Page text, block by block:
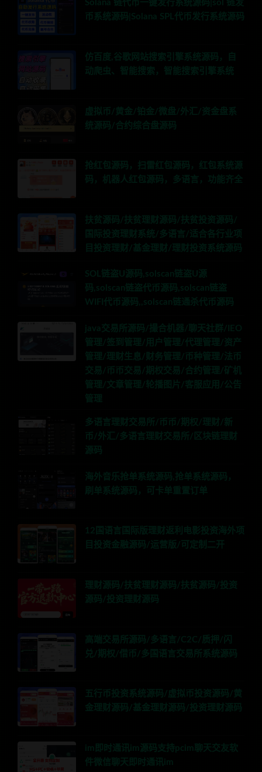
Solana 链代币一键发行系统源码|sol 链发
币系统源码|Solana SPL代币发行系统源码
仿百度,谷歌网站搜索引擎系统源码，自
动爬虫、智能搜索，智能搜索引擎系统
虚拟币/黄金/铂金/微盘/外汇/资金盘系
统源码/合约综合盘源码
抢红包源码，扫雷红包源码，红包系统源
码，机器人红包源码，多语言，功能齐全
扶贫源码/扶贫理财源码/扶贫投资源码/
国际投资理财系统/多语言/适合各行业项
目投资理财/基金理财/理财投资系统源码
SOL链盗U源码,solscan链盗U源
码,solscan链盗代币源码,solscan链盗
WIFI代币源码,,solscan链通杀代币源码
java交易所源码/撮合机器/聊天社群/IEO
管理/签到管理/用户管理/代理管理/资产
管理/理财生息/财务管理/币种管理/法币
交易/币币交易/期权交易/合约管理/矿机
管理/文章管理/轮播图片/客服应用/公告
管理
多语言理财交易所/币币/期权/理财/新
币/外汇/多语言理财交易所/区块链理财
源码
海外音乐抢单系统源码,抢单系统源码，
刷单系统源码，可卡单重置订单
12国语言国际版理财返利电影投资海外项
目投资金融源码/运营版/可定制二开
理财源码/扶贫理财源码/扶贫源码/投资
源码/投资理财源码
高端交易所源码/多语言/C2C/质押/闪
兑/期权/借币/多国语言交易所系统源码
五行币投资系统源码/虚拟币投资源码/黄
金理财源码/基金理财源码/投资理财源码
im即时通讯im源码支持pcim聊天交友软
件微信聊天即时通讯im